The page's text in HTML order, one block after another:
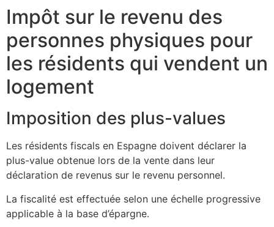
Impôt sur le revenu des
personnes physiques pour
les résidents qui vendent un
logement
Imposition des plus-values
Les résidents fiscals en Espagne doivent déclarer la
plus-value obtenue lors de la vente dans leur
déclaration de revenus sur le revenu personnel.
La fiscalité est effectuée selon une échelle progressive
applicable à la base d’épargne.